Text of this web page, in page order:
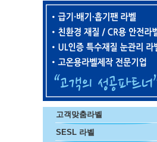
고객맞춤라벨
SESL 라벨